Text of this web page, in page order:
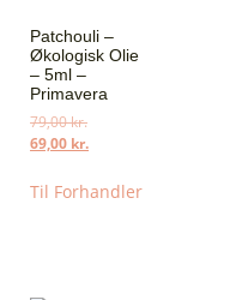
Patchouli –
Økologisk Olie
– 5ml –
Primavera
79,00kr.
69,00 kr.
Til Forhandler